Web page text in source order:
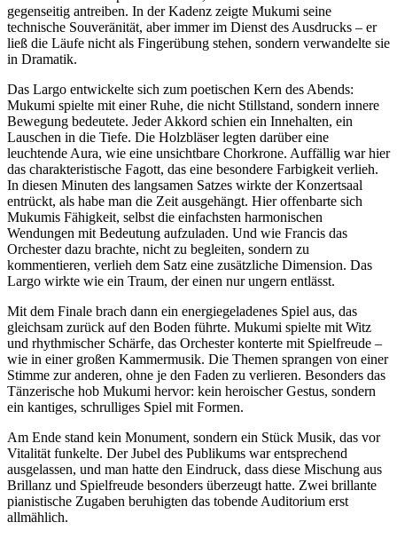
gegenseitig antreiben. In der Kadenz zeigte Mukumi seine
technische Souveränität, aber immer im Dienst des Ausdrucks – er
ließ die Läufe nicht als Fingerübung stehen, sondern verwandelte sie
in Dramatik.
Das Largo entwickelte sich zum poetischen Kern des Abends:
Mukumi spielte mit einer Ruhe, die nicht Stillstand, sondern innere
Bewegung bedeutete. Jeder Akkord schien ein Innehalten, ein
Lauschen in die Tiefe. Die Holzbläser legten darüber eine
leuchtende Aura, wie eine unsichtbare Chorkrone. Auffällig war hier
das charakteristische Fagott, das eine besondere Farbigkeit verlieh.
In diesen Minuten des langsamen Satzes wirkte der Konzertsaal
entrückt, als habe man die Zeit ausgehängt. Hier offenbarte sich
Mukumis Fähigkeit, selbst die einfachsten harmonischen
Wendungen mit Bedeutung aufzuladen. Und wie Francis das
Orchester dazu brachte, nicht zu begleiten, sondern zu
kommentieren, verlieh dem Satz eine zusätzliche Dimension. Das
Largo wirkte wie ein Traum, der einen nur ungern entlässt.
Mit dem Finale brach dann ein energiegeladenes Spiel aus, das
gleichsam zurück auf den Boden führte. Mukumi spielte mit Witz
und rhythmischer Schärfe, das Orchester konterte mit Spielfreude –
wie in einer großen Kammermusik. Die Themen sprangen von einer
Stimme zur anderen, ohne je den Faden zu verlieren. Besonders das
Tänzerische hob Mukumi hervor: kein heroischer Gestus, sondern
ein kantiges, schrulliges Spiel mit Formen.
Am Ende stand kein Monument, sondern ein Stück Musik, das vor
Vitalität funkelte. Der Jubel des Publikums war entsprechend
ausgelassen, und man hatte den Eindruck, dass diese Mischung aus
Brillanz und Spielfreude besonders überzeugt hatte. Zwei brillante
pianistische Zugaben beruhigten das tobende Auditorium erst
allmählich.